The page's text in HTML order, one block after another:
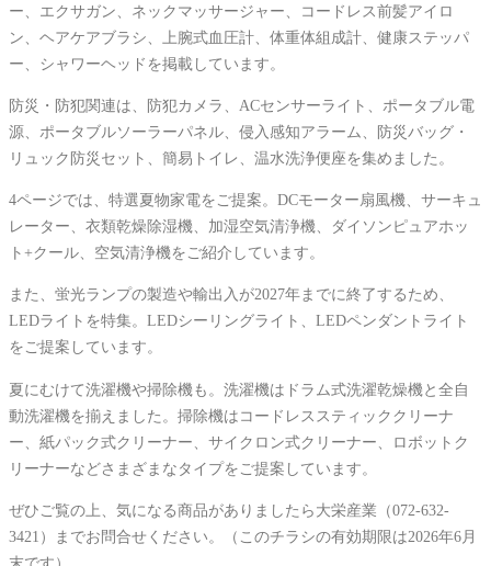
ー、エクサガン、ネックマッサージャー、コードレス前髪アイロ
ン、ヘアケアブラシ、上腕式血圧計、体重体組成計、健康ステッパ
ー、シャワーヘッドを掲載しています。
防災・防犯関連は、防犯カメラ、ACセンサーライト、ポータブル電
源、ポータブルソーラーパネル、侵入感知アラーム、防災バッグ・
リュック防災セット、簡易トイレ、温水洗浄便座を集めました。
4ページでは、特選夏物家電をご提案。DCモーター扇風機、サーキュ
レーター、衣類乾燥除湿機、加湿空気清浄機、ダイソンピュアホッ
ト+クール、空気清浄機をご紹介しています。
また、蛍光ランプの製造や輸出入が2027年までに終了するため、
LEDライトを特集。LEDシーリングライト、LEDペンダントライト
をご提案しています。
夏にむけて洗濯機や掃除機も。洗濯機はドラム式洗濯乾燥機と全自
動洗濯機を揃えました。掃除機はコードレススティッククリーナ
ー、紙パック式クリーナー、サイクロン式クリーナー、ロボットク
リーナーなどさまざまなタイプをご提案しています。
ぜひご覧の上、気になる商品がありましたら大栄産業（072-632-
3421）までお問合せください。（このチラシの有効期限は2026年6月